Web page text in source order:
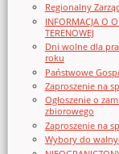
Regionalny
INFORMACJA O
TERENOWEJ
Dni wolne dla
roku
Państwowe
Zaproszenie na
Ogłoszenie o
zbiorowego
Zaproszenie na
Wybory do